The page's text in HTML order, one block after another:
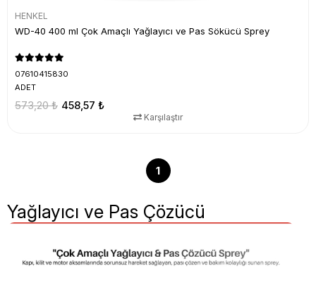
HENKEL
WD-40 400 ml Çok Amaçlı Yağlayıcı ve Pas Sökücü Sprey
07610415830
ADET
458,57 ₺
573,20 ₺
Karşılaştır
1
Yağlayıcı ve Pas Çözücü